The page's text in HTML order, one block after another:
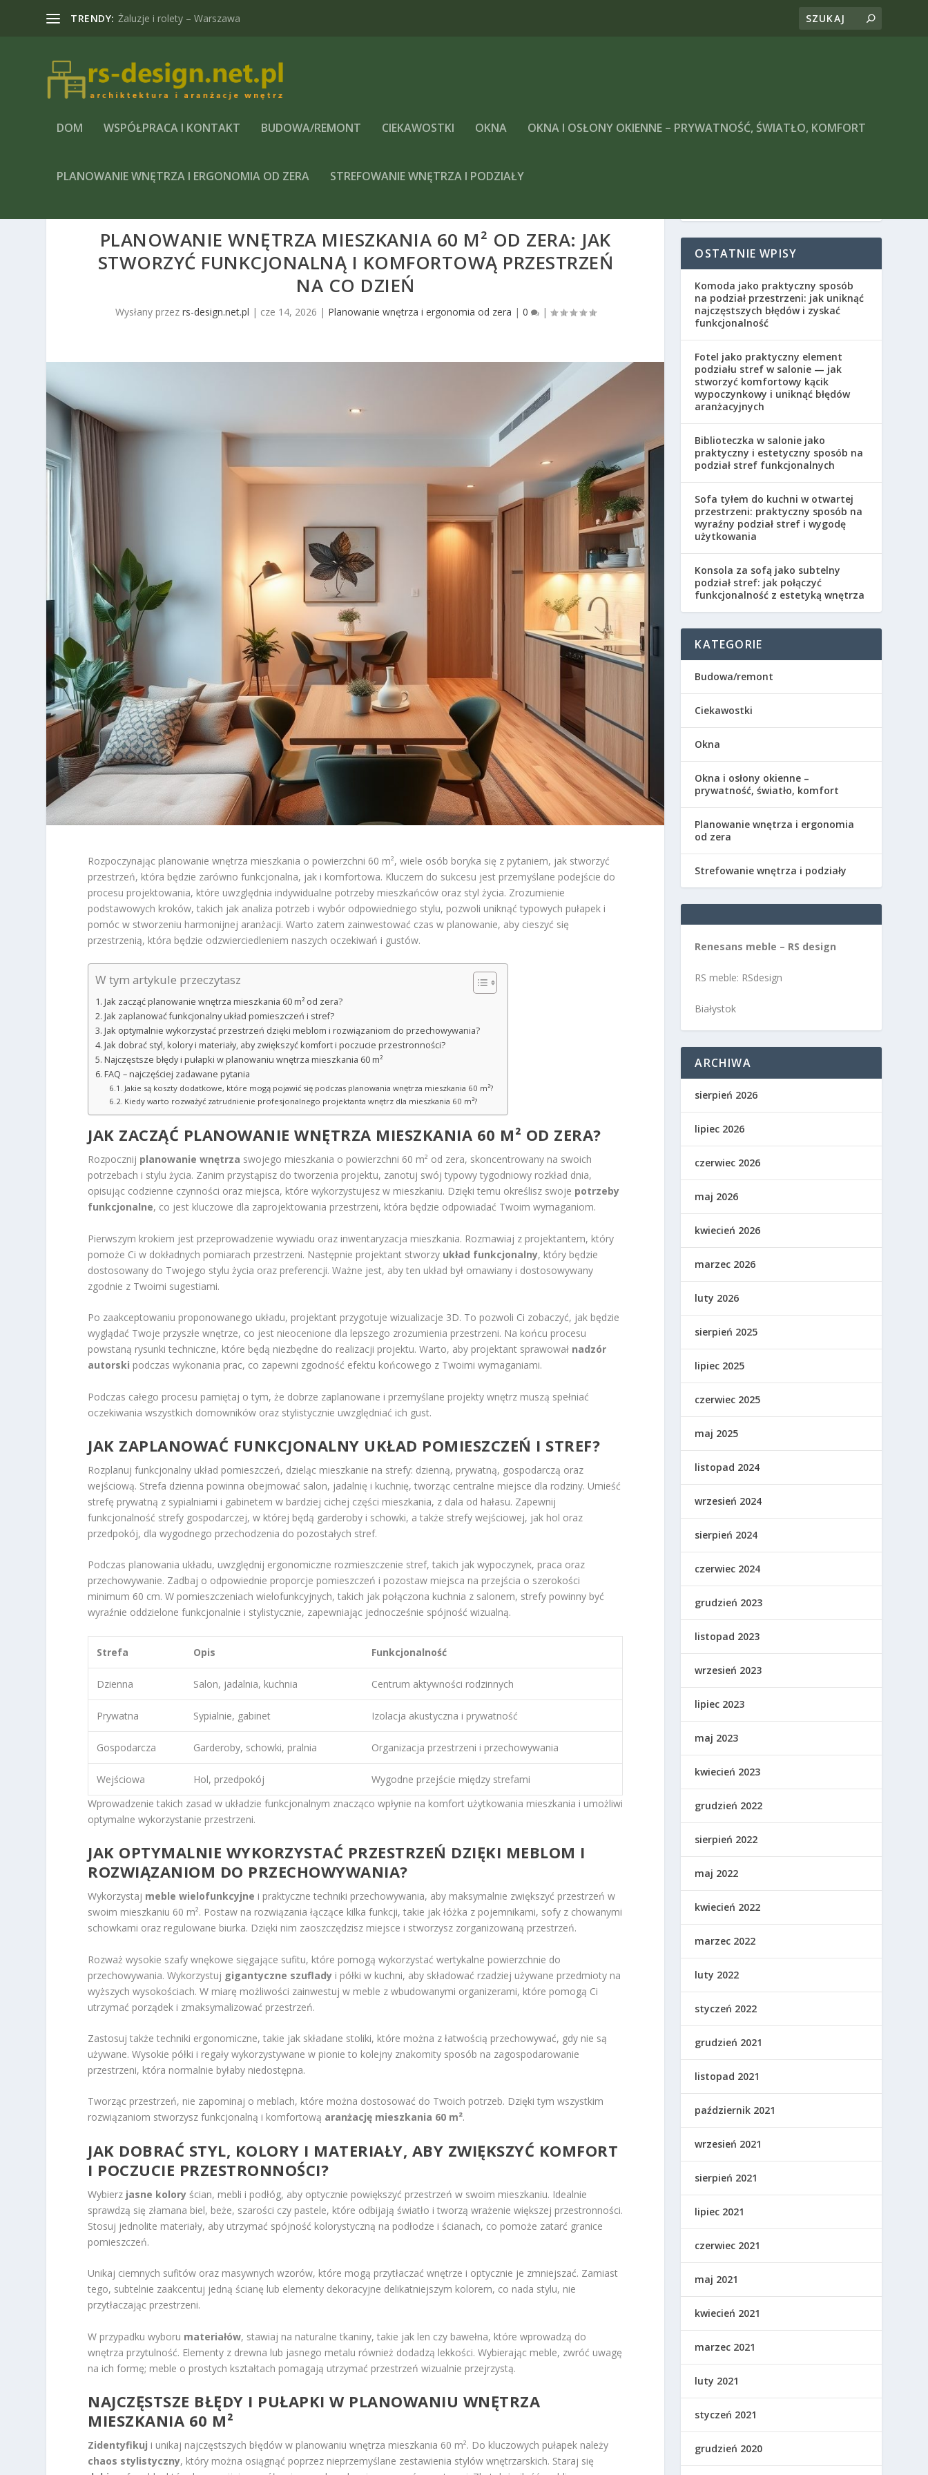
TRENDY: Żaluzje i rolety – Warszawa
DOM WSPÓŁPRACA I KONTAKT BUDOWA/REMONT CIEKAWOSTKI OKNA OKNA I OSŁONY OKIENNE – PRYWATNOŚĆ, ŚWIATŁO, KOMFORT
PLANOWANIE WNĘTRZA I ERGONOMIA OD ZERA STREFOWANIE WNĘTRZA I PODZIAŁY
PLANOWANIE WNĘTRZA MIESZKANIA 60 M² OD ZERA: JAK
STWORZYĆ FUNKCJONALNĄ I KOMFORTOWĄ PRZESTRZEŃ
NA CO DZIEŃ
Wysłany przez rs-design.net.pl | cze 14, 2026 | Planowanie wnętrza i ergonomia od zera | 0 |
Rozpoczynając planowanie wnętrza mieszkania o powierzchni 60 m², wiele osób boryka się z pytaniem, jak stworzyć
przestrzeń, która będzie zarówno funkcjonalna, jak i komfortowa. Kluczem do sukcesu jest przemyślane podejście do
procesu projektowania, które uwzględnia indywidualne potrzeby mieszkańców oraz styl życia. Zrozumienie
podstawowych kroków, takich jak analiza potrzeb i wybór odpowiedniego stylu, pozwoli uniknąć typowych pułapek i
pomóc w stworzeniu harmonijnej aranżacji. Warto zatem zainwestować czas w planowanie, aby cieszyć się
przestrzenią, która będzie odzwierciedleniem naszych oczekiwań i gustów.
W tym artykule przeczytasz
Jak zacząć planowanie wnętrza mieszkania 60 m² od zera?
Jak zaplanować funkcjonalny układ pomieszczeń i stref?
Jak optymalnie wykorzystać przestrzeń dzięki meblom i rozwiązaniom do przechowywania?
Jak dobrać styl, kolory i materiały, aby zwiększyć komfort i poczucie przestronności?
Najczęstsze błędy i pułapki w planowaniu wnętrza mieszkania 60 m²
FAQ – najczęściej zadawane pytania
Jakie są koszty dodatkowe, które mogą pojawić się podczas planowania wnętrza mieszkania 60 m²?
Kiedy warto rozważyć zatrudnienie profesjonalnego projektanta wnętrz dla mieszkania 60 m²?
JAK ZACZĄĆ PLANOWANIE WNĘTRZA MIESZKANIA 60 M² OD ZERA?
Rozpocznij planowanie wnętrza swojego mieszkania o powierzchni 60 m² od zera, skoncentrowany na swoich
potrzebach i stylu życia. Zanim przystąpisz do tworzenia projektu, zanotuj swój typowy tygodniowy rozkład dnia,
opisując codzienne czynności oraz miejsca, które wykorzystujesz w mieszkaniu. Dzięki temu określisz swoje potrzeby
funkcjonalne, co jest kluczowe dla zaprojektowania przestrzeni, która będzie odpowiadać Twoim wymaganiom.
Pierwszym krokiem jest przeprowadzenie wywiadu oraz inwentaryzacja mieszkania. Rozmawiaj z projektantem, który
pomoże Ci w dokładnych pomiarach przestrzeni. Następnie projektant stworzy układ funkcjonalny, który będzie
dostosowany do Twojego stylu życia oraz preferencji. Ważne jest, aby ten układ był omawiany i dostosowywany
zgodnie z Twoimi sugestiami.
Po zaakceptowaniu proponowanego układu, projektant przygotuje wizualizacje 3D. To pozwoli Ci zobaczyć, jak będzie
wyglądać Twoje przyszłe wnętrze, co jest nieocenione dla lepszego zrozumienia przestrzeni. Na końcu procesu
powstaną rysunki techniczne, które będą niezbędne do realizacji projektu. Warto, aby projektant sprawował nadzór
autorski podczas wykonania prac, co zapewni zgodność efektu końcowego z Twoimi wymaganiami.
Podczas całego procesu pamiętaj o tym, że dobrze zaplanowane i przemyślane projekty wnętrz muszą spełniać
oczekiwania wszystkich domowników oraz stylistycznie uwzględniać ich gust.
JAK ZAPLANOWAĆ FUNKCJONALNY UKŁAD POMIESZCZEŃ I STREF?
Rozplanuj funkcjonalny układ pomieszczeń, dzieląc mieszkanie na strefy: dzienną, prywatną, gospodarczą oraz
wejściową. Strefa dzienna powinna obejmować salon, jadalnię i kuchnię, tworząc centralne miejsce dla rodziny. Umieść
strefę prywatną z sypialniami i gabinetem w bardziej cichej części mieszkania, z dala od hałasu. Zapewnij
funkcjonalność strefy gospodarczej, w której będą garderoby i schowki, a także strefy wejściowej, jak hol oraz
przedpokój, dla wygodnego przechodzenia do pozostałych stref.
Podczas planowania układu, uwzględnij ergonomiczne rozmieszczenie stref, takich jak wypoczynek, praca oraz
przechowywanie. Zadbaj o odpowiednie proporcje pomieszczeń i pozostaw miejsca na przejścia o szerokości
minimum 60 cm. W pomieszczeniach wielofunkcyjnych, takich jak połączona kuchnia z salonem, strefy powinny być
wyraźnie oddzielone funkcjonalnie i stylistycznie, zapewniając jednocześnie spójność wizualną.
Strefa Opis Funkcjonalność
Dzienna Salon, jadalnia, kuchnia Centrum aktywności rodzinnych
Prywatna Sypialnie, gabinet Izolacja akustyczna i prywatność
Gospodarcza Garderoby, schowki, pralnia Organizacja przestrzeni i przechowywania
Wejściowa Hol, przedpokój
Wygodne przejście między strefami
Wprowadzenie takich zasad w układzie funkcjonalnym znacząco wpłynie na komfort użytkowania mieszkania i umożliwi
optymalne wykorzystanie przestrzeni.
JAK OPTYMALNIE WYKORZYSTAĆ PRZESTRZEŃ DZIĘKI MEBLOM I
ROZWIĄZANIOM DO PRZECHOWYWANIA?
Wykorzystaj meble wielofunkcyjne i praktyczne techniki przechowywania, aby maksymalnie zwiększyć przestrzeń w
swoim mieszkaniu 60 m². Postaw na rozwiązania łączące kilka funkcji, takie jak łóżka z pojemnikami, sofy z chowanymi
schowkami oraz regulowane biurka. Dzięki nim zaoszczędzisz miejsce i stworzysz zorganizowaną przestrzeń.
Rozważ wysokie szafy wnękowe sięgające sufitu, które pomogą wykorzystać wertykalne powierzchnie do
przechowywania. Wykorzystuj gigantyczne szuflady i półki w kuchni, aby składować rzadziej używane przedmioty na
wyższych wysokościach. W miarę możliwości zainwestuj w meble z wbudowanymi organizerami, które pomogą Ci
utrzymać porządek i zmaksymalizować przestrzeń.
Zastosuj także techniki ergonomiczne, takie jak składane stoliki, które można z łatwością przechowywać, gdy nie są
używane. Wysokie półki i regały wykorzystywane w pionie to kolejny znakomity sposób na zagospodarowanie
przestrzeni, która normalnie byłaby niedostępna.
Tworząc przestrzeń, nie zapominaj o meblach, które można dostosować do Twoich potrzeb. Dzięki tym wszystkim
rozwiązaniom stworzysz funkcjonalną i komfortową aranżację mieszkania 60 m².
JAK DOBRAĆ STYL, KOLORY I MATERIAŁY, ABY ZWIĘKSZYĆ KOMFORT
I POCZUCIE PRZESTRONNOŚCI?
Wybierz jasne kolory ścian, mebli i podłóg, aby optycznie powiększyć przestrzeń w swoim mieszkaniu. Idealnie
sprawdzą się złamana biel, beże, szarości czy pastele, które odbijają światło i tworzą wrażenie większej przestronności.
Stosuj jednolite materiały, aby utrzymać spójność kolorystyczną na podłodze i ścianach, co pomoże zatarć granice
pomieszczeń.
Unikaj ciemnych sufitów oraz masywnych wzorów, które mogą przytłaczać wnętrze i optycznie je zmniejszać. Zamiast
tego, subtelnie zaakcentuj jedną ścianę lub elementy dekoracyjne delikatniejszym kolorem, co nada stylu, nie
przytłaczając przestrzeni.
W przypadku wyboru materiałów, stawiaj na naturalne tkaniny, takie jak len czy bawełna, które wprowadzą do
wnętrza przytulność. Elementy z drewna lub jasnego metalu również dodadzą lekkości. Wybierając meble, zwróć uwagę
na ich formę; meble o prostych kształtach pomagają utrzymać przestrzeń wizualnie przejrzystą.
NAJCZĘSTSZE BŁĘDY I PUŁAPKI W PLANOWANIU WNĘTRZA
MIESZKANIA 60 M²
Zidentyfikuj i unikaj najczęstszych błędów w planowaniu wnętrza mieszkania 60 m². Do kluczowych pułapek należy
chaos stylistyczny, który można osiągnąć poprzez nieprzemyślane zestawienia stylów wnętrzarskich. Staraj się
OSTATNIE WPISY
Komoda jako praktyczny sposób
na podział przestrzeni: jak uniknąć
najczęstszych błędów i zyskać
funkcjonalność
Fotel jako praktyczny element
podziału stref w salonie — jak
stworzyć komfortowy kącik
wypoczynkowy i uniknąć błędów
aranżacyjnych
Biblioteczka w salonie jako
praktyczny i estetyczny sposób na
podział stref funkcjonalnych
Sofa tyłem do kuchni w otwartej
przestrzeni: praktyczny sposób na
wyraźny podział stref i wygodę
użytkowania
Konsola za sofą jako subtelny
podział stref: jak połączyć
funkcjonalność z estetyką wnętrza
KATEGORIE
Budowa/remont
Ciekawostki
Okna
Okna i osłony okienne –
prywatność, światło, komfort
Planowanie wnętrza i ergonomia
od zera
Strefowanie wnętrza i podziały
Renesans meble – RS design
RS meble: RSdesign
Białystok
ARCHIWA
sierpień 2026
lipiec 2026
czerwiec 2026
maj 2026
kwiecień 2026
marzec 2026
luty 2026
sierpień 2025
lipiec 2025
czerwiec 2025
maj 2025
listopad 2024
wrzesień 2024
sierpień 2024
czerwiec 2024
grudzień 2023
listopad 2023
wrzesień 2023
lipiec 2023
maj 2023
kwiecień 2023
grudzień 2022
sierpień 2022
maj 2022
kwiecień 2022
marzec 2022
luty 2022
styczeń 2022
grudzień 2021
listopad 2021
październik 2021
wrzesień 2021
sierpień 2021
lipiec 2021
czerwiec 2021
maj 2021
kwiecień 2021
marzec 2021
luty 2021
styczeń 2021
grudzień 2020